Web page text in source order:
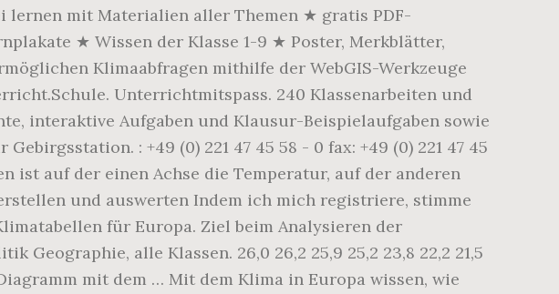
lernen mit Materialien aller Themen ★ gratis PDF-
★ Wissen der Klasse 1-9 ★ Poster, Merkblätter,
Klimaabfragen mithilfe der WebGIS-Werkzeuge
Unterrichtmitspass. 240 Klassenarbeiten und
interaktive Aufgaben und Klausur-Beispielaufgaben sowie
: +49 (0) 221 47 45 58 - 0 fax: +49 (0) 221 47 45
ist auf der einen Achse die Temperatur, auf der anderen
und auswerten Indem ich mich registriere, stimme
für Europa. Ziel beim Analysieren der
alle Klassen. 26,0 26,2 25,9 25,2 23,8 22,2 21,5
Diagramm mit dem … Mit dem Klima in Europa wissen, wie